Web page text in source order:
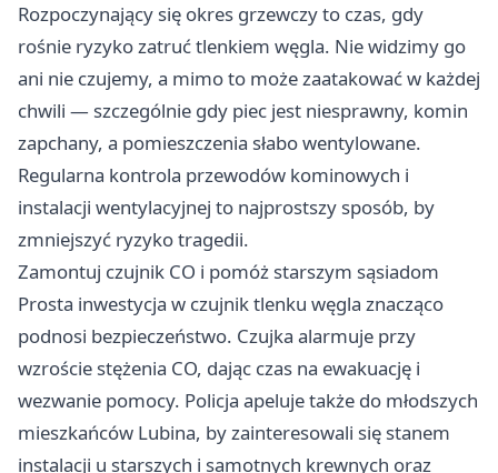
Rozpoczynający się okres grzewczy to czas, gdy
rośnie ryzyko zatruć tlenkiem węgla. Nie widzimy go
ani nie czujemy, a mimo to może zaatakować w każdej
chwili — szczególnie gdy piec jest niesprawny, komin
zapchany, a pomieszczenia słabo wentylowane.
Regularna kontrola przewodów kominowych i
instalacji wentylacyjnej to najprostszy sposób, by
zmniejszyć ryzyko tragedii.
Zamontuj czujnik CO i pomóż starszym sąsiadom
Prosta inwestycja w czujnik tlenku węgla znacząco
podnosi bezpieczeństwo. Czujka alarmuje przy
wzroście stężenia CO, dając czas na ewakuację i
wezwanie pomocy. Policja apeluje także do młodszych
mieszkańców Lubina, by zainteresowali się stanem
instalacji u starszych i samotnych krewnych oraz